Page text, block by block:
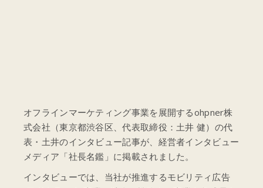
オフラインマーケティング事業を展開するohpner株
式会社（東京都渋谷区、代表取締役：土井 健）の代
表・土井のインタビュー記事が、経営者インタビュー
メディア「社長名鑑」に掲載されました。
インタビューでは、当社が推進するモビリティ広告